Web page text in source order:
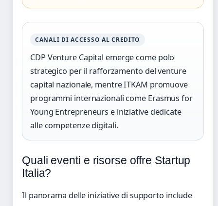
CANALI DI ACCESSO AL CREDITO
CDP Venture Capital emerge come polo
strategico per il rafforzamento del venture
capital nazionale, mentre ITKAM promuove
programmi internazionali come Erasmus for
Young Entrepreneurs e iniziative dedicate
alle competenze digitali.
Quali eventi e risorse offre Startup
Italia?
Il panorama delle iniziative di supporto include